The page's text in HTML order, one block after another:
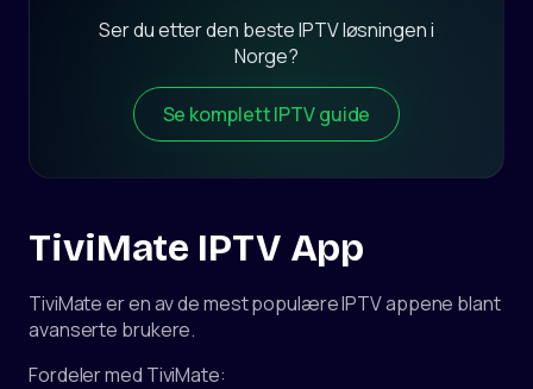
Ser du etter den beste IPTV løsningen i
Norge?
Se komplett IPTV guide
TiviMate IPTV App
TiviMate er en av de mest populære IPTV appene blant
avanserte brukere.
Fordeler med TiviMate: